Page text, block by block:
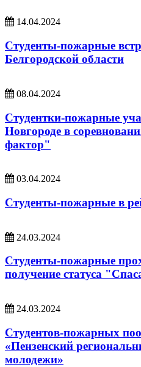
14.04.2024
Студенты-пожарные
Белгородской области
08.04.2024
Студентки-пожарные
Новгороде в
фактор"
03.04.2024
Студенты-пожарные в
24.03.2024
Студенты-пожарные
получение статуса
24.03.2024
Студентов-пожарных
«Пензенский
молодежи»